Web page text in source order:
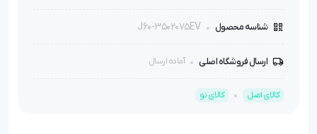
شناسه محصول J60-3502075EV
ارسال فروشگاه اصلی آماده ارسال
کالای اصل کالای نو